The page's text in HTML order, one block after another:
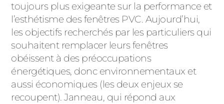
toujours plus exigeante sur la performance et
l’esthétisme des fenêtres PVC. Aujourd’hui,
les objectifs recherchés par les particuliers qui
souhaitent remplacer leurs fenêtres
obéissent à des préoccupations
énergétiques, donc environnementaux et
aussi économiques (les deux enjeux se
recoupent). Janneau, qui répond aux